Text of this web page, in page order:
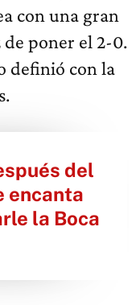
con una gran
de poner el 2-0.
definió con la
del
encanta
la Boca